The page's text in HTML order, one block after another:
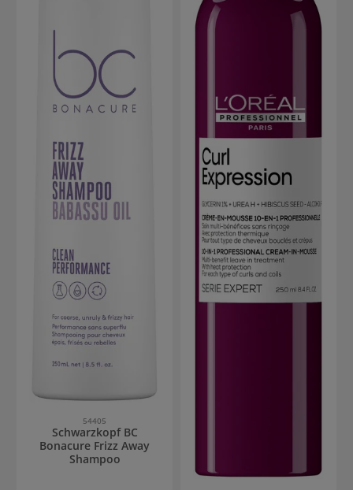
54405
Schwarzkopf BC
Bonacure Frizz Away
Shampoo